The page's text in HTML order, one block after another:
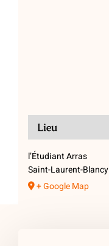
Lieu
l’Étudiant Arras
Saint-Laurent-Blancy
+ Google Map